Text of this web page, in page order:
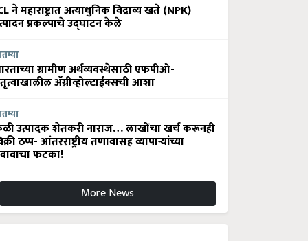
ने महाराष्ट्रात अत्याधुनिक विद्राव्य खते (NPK)
प्रकल्पाचे उद्घाटन केले
ग्रामीण अर्थव्यवस्थेसाठी एफपीओ-
अ‍ॅग्रीव्होल्टाईक्सची आशा
उत्पादक शेतकरी नाराज… लाखोंचा खर्च करूनही
ठप्प- आंतरराष्ट्रीय तणावासह व्यापाऱ्यांच्या
फटका!
More News